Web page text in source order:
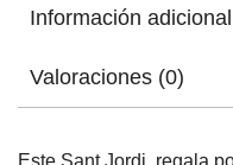
Información adicional
Valoraciones (0)